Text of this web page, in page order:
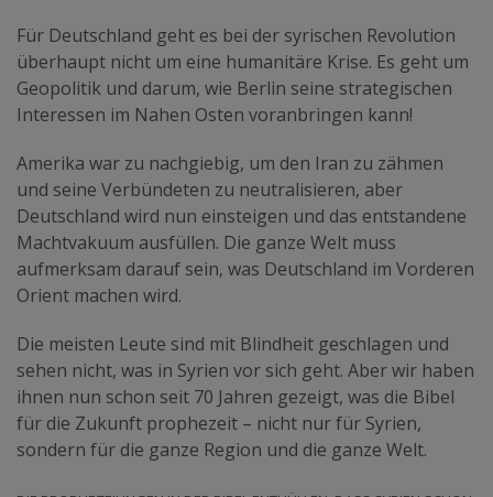
Für Deutschland geht es bei der syrischen Revolution
überhaupt nicht um eine humanitäre Krise. Es geht um
Geopolitik und darum, wie Berlin seine strategischen
Interessen im Nahen Osten voranbringen kann!
Amerika war zu nachgiebig, um den Iran zu zähmen
und seine Verbündeten zu neutralisieren, aber
Deutschland wird nun einsteigen und das entstandene
Machtvakuum ausfüllen. Die ganze Welt muss
aufmerksam darauf sein, was Deutschland im Vorderen
Orient machen wird.
Die meisten Leute sind mit Blindheit geschlagen und
sehen nicht, was in Syrien vor sich geht. Aber wir haben
ihnen nun schon seit 70 Jahren gezeigt, was die Bibel
für die Zukunft prophezeit – nicht nur für Syrien,
sondern für die ganze Region und die ganze Welt.